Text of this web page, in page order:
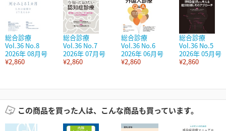
総合診療
Vol.36 No.8
2026年 08月号
¥2,860
総合診療
Vol.36 No.7
2026年 07月号
¥2,860
総合診療
Vol.36 No.6
2026年 06月号
¥2,860
総合診療
Vol.36 No.5
2026年 05月号
¥2,860
この商品を買った人は、こんな商品も買っています。